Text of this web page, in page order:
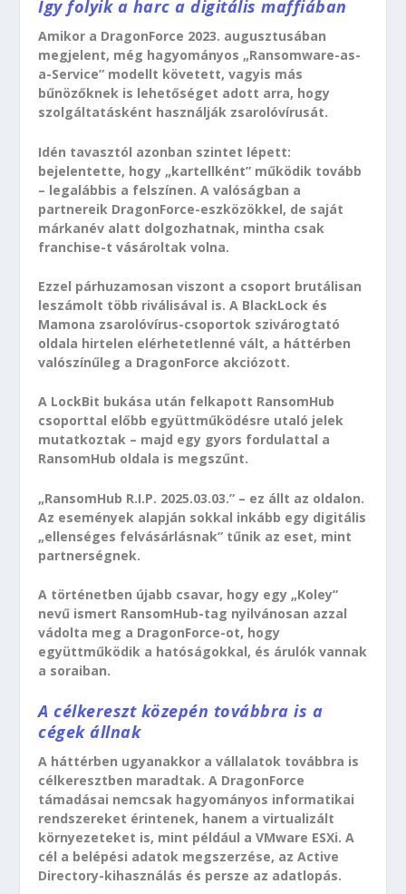
Így folyik a harc a digitális maffiában
Amikor a DragonForce 2023. augusztusában
megjelent, még hagyományos „Ransomware-as-
a-Service” modellt követett, vagyis más
bűnözőknek is lehetőséget adott arra, hogy
szolgáltatásként használják zsarolóvírusát.
Idén tavasztól azonban szintet lépett:
bejelentette, hogy „kartellként” működik tovább
– legalábbis a felszínen. A valóságban a
partnereik DragonForce-eszközökkel, de saját
márkanév alatt dolgozhatnak, mintha csak
franchise-t vásároltak volna.
Ezzel párhuzamosan viszont a csoport brutálisan
leszámolt több riválisával is. A BlackLock és
Mamona zsarolóvírus-csoportok szivárogtató
oldala hirtelen elérhetetlenné vált, a háttérben
valószínűleg a DragonForce akciózott.
A LockBit bukása után felkapott RansomHub
csoporttal előbb együttműködésre utaló jelek
mutatkoztak – majd egy gyors fordulattal a
RansomHub oldala is megszűnt.
„RansomHub R.I.P. 2025.03.03.” – ez állt az oldalon.
Az események alapján sokkal inkább egy digitális
„ellenséges felvásárlásnak” tűnik az eset, mint
partnerségnek.
A történetben újabb csavar, hogy egy „Koley”
nevű ismert RansomHub-tag nyilvánosan azzal
vádolta meg a DragonForce-ot, hogy
együttműködik a hatóságokkal, és árulók vannak
a soraiban.
A célkereszt közepén továbbra is a
cégek állnak
A háttérben ugyanakkor a vállalatok továbbra is
célkeresztben maradtak. A DragonForce
támadásai nemcsak hagyományos informatikai
rendszereket érintenek, hanem a virtualizált
környezeteket is, mint például a VMware ESXi. A
cél a belépési adatok megszerzése, az Active
Directory-kihasználás és persze az adatlopás.